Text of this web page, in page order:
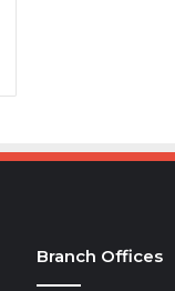
Branch Offices